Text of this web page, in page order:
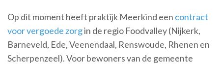
Op dit moment heeft praktijk Meerkind een contract
voor vergoede zorgin de regio Foodvalley (Nijkerk,
Barneveld, Ede, Veenendaal, Renswoude, Rhenen en
Scherpenzeel). Voor bewoners van de gemeente